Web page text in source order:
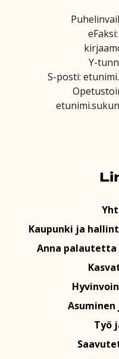
Y-
S-posti:
Kaupunki ja
Anna palautetta
Työ